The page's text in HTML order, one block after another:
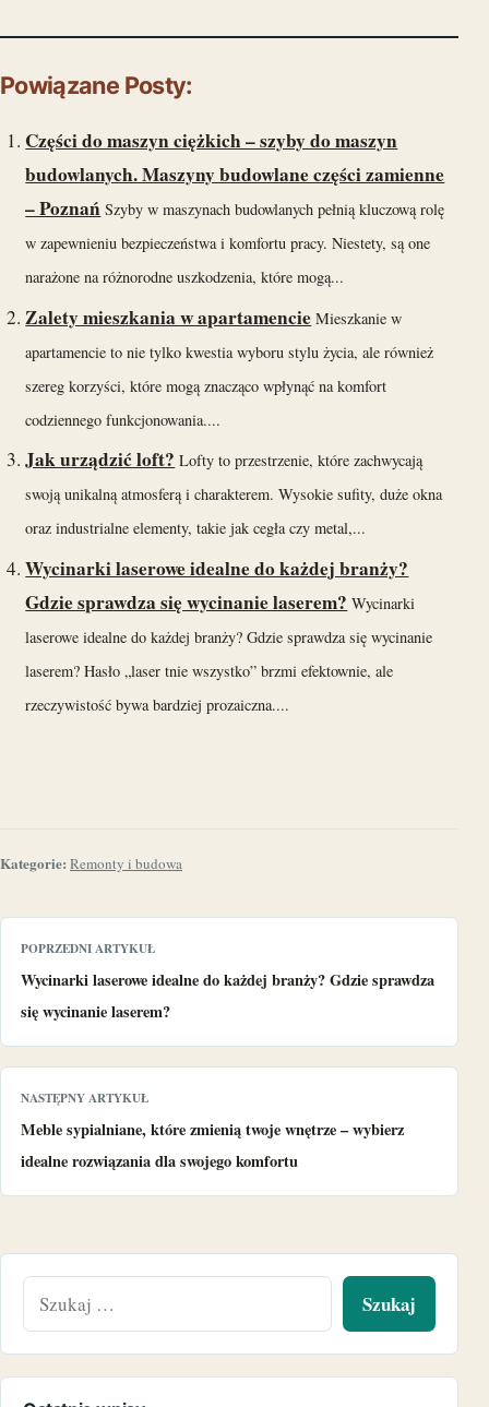
Powiązane Posty:
Części do maszyn ciężkich – szyby do maszyn
budowlanych. Maszyny budowlane części zamienne
– Poznań Szyby w maszynach budowlanych pełnią kluczową rolę
w zapewnieniu bezpieczeństwa i komfortu pracy. Niestety, są one
narażone na różnorodne uszkodzenia, które mogą...
Zalety mieszkania w apartamencie Mieszkanie w
apartamencie to nie tylko kwestia wyboru stylu życia, ale również
szereg korzyści, które mogą znacząco wpłynąć na komfort
codziennego funkcjonowania....
Jak urządzić loft? Lofty to przestrzenie, które zachwycają
swoją unikalną atmosferą i charakterem. Wysokie sufity, duże okna
oraz industrialne elementy, takie jak cegła czy metal,...
Wycinarki laserowe idealne do każdej branży?
Gdzie sprawdza się wycinanie laserem? Wycinarki
laserowe idealne do każdej branży? Gdzie sprawdza się wycinanie
laserem? Hasło „laser tnie wszystko” brzmi efektownie, ale
rzeczywistość bywa bardziej prozaiczna....
Kategorie: Remonty i budowa
POPRZEDNI ARTYKUŁ
Wycinarki laserowe idealne do każdej branży? Gdzie sprawdza
się wycinanie laserem?
NASTĘPNY ARTYKUŁ
Meble sypialniane, które zmienią twoje wnętrze – wybierz
idealne rozwiązania dla swojego komfortu